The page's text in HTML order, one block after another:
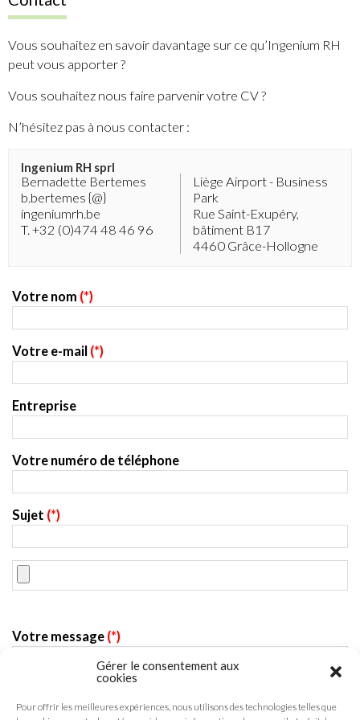
Gérer le consentement aux
cookies
Pour offrir les meilleures expériences, nous utilisons des technologies telles que
Vous souhaitez en savoir davantage sur ce qu’Ingenium RH
peut vous apporter ?
Vous souhaitez nous faire parvenir votre CV ?
N’hésitez pas à nous contacter :
Ingenium RH sprl
Bernadette Bertemes
b.bertemes {@}
ingeniumrh.be
T. +32 (0)474 48 46 96
Liège Airport - Business
Park
Rue Saint-Exupéry,
bâtiment B17
4460 Grâce-Hollogne
Votre nom (*)
Votre e-mail (*)
Entreprise
Votre numéro de téléphone
Sujet (*)
Votre message (*)